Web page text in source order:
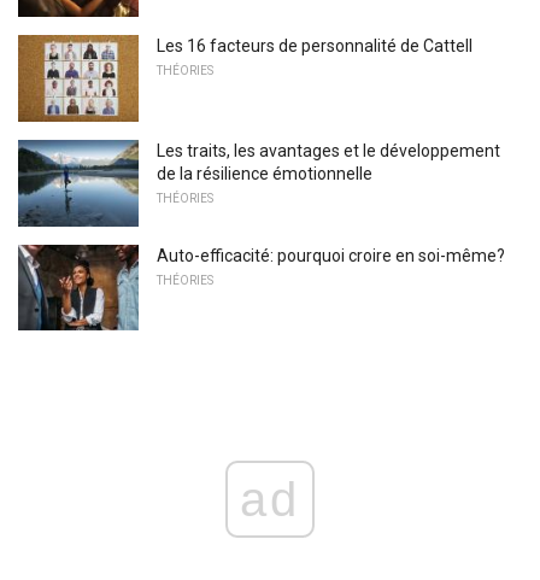
Les 16 facteurs de personnalité de Cattell
THÉORIES
Les traits, les avantages et le développement
de la résilience émotionnelle
THÉORIES
Auto-efficacité: pourquoi croire en soi-même?
THÉORIES
ad